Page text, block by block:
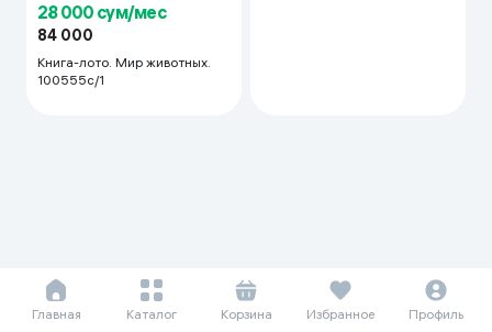
28 000 сум/мес
84 000
Книга-лото. Мир животных.
100555с/1
Главная Каталог Корзина Избранное Профиль